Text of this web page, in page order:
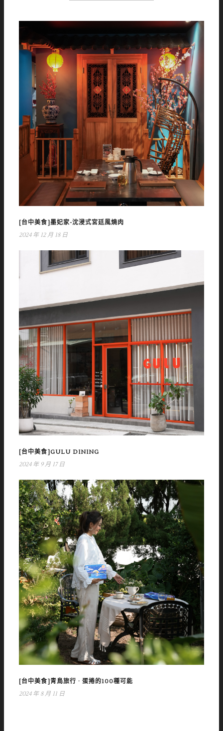
[台中美食]墨妃家-沈浸式宮廷風燒肉
2024 年 12 月 18 日
[台中美食]GULU DINING
2024 年 9 月 17 日
[台中美食]青鳥旅行 · 蛋捲的100種可能
2024 年 8 月 11 日